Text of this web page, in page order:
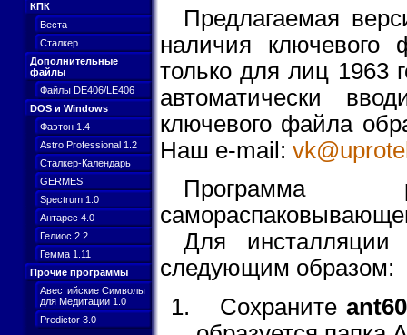
КПК
Веста
Сталкер
Дополнительные
файлы
Файлы DE406/LE406
DOS и Windows
Фаэтон 1.4
Astro Professional 1.2
Сталкер-Календарь
GERMES
Spectrum 1.0
Антарес 4.0
Гелиос 2.2
Гемма 1.11
Прочие программы
Авестийские Символы
для Медитации 1.0
Predictor 3.0
Предлагаемая
наличия ключевого
только для лиц 1963
автоматически
ключевого файла
Наш e-mail:
Программа
Для
следующим образом:
Сохраните